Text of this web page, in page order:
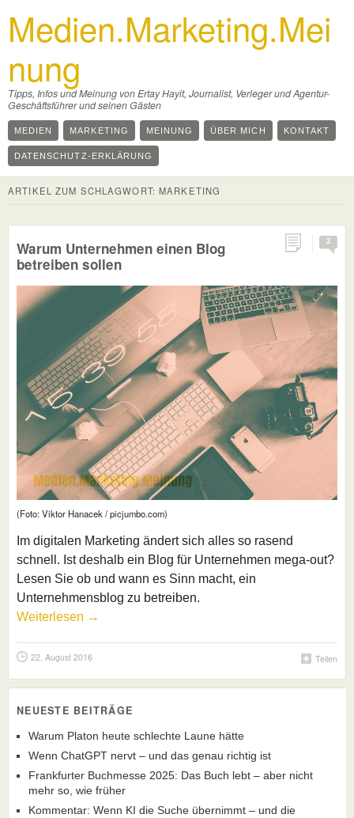
Medien.Marketing.Mei
nung
Tipps, Infos und Meinung von Ertay Hayit, Journalist, Verleger und Agentur-
Geschäftsführer und seinen Gästen
MEDIEN MARKETING MEINUNG ÜBER MICH KONTAKT
DATENSCHUTZ-ERKLÄRUNG
ARTIKEL ZUM SCHLAGWORT: MARKETING
2
Warum Unternehmen einen Blog
betreiben sollen
(Foto: Viktor Hanacek / picjumbo.com)
Im digitalen Marketing ändert sich alles so rasend
schnell. Ist deshalb ein Blog für Unternehmen mega-out?
Lesen Sie ob und wann es Sinn macht, ein
Unternehmensblog zu betreiben.
Weiterlesen →
Teilen
22. August 2016
NEUESTE BEITRÄGE
Warum Platon heute schlechte Laune hätte
Wenn ChatGPT nervt – und das genau richtig ist
Frankfurter Buchmesse 2025: Das Buch lebt – aber nicht
mehr so, wie früher
Kommentar: Wenn KI die Suche übernimmt – und die